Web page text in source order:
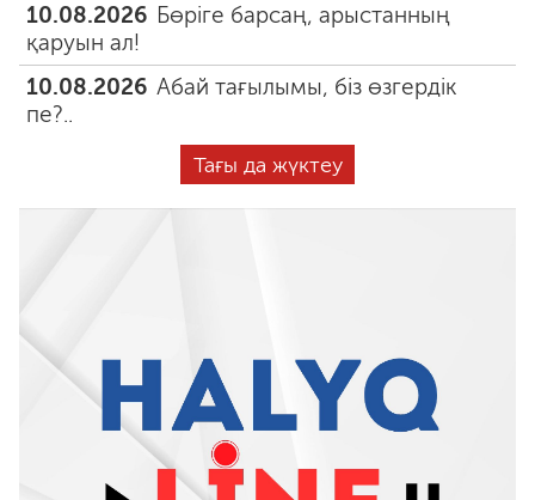
10.08.2026 Бөріге барсаң, арыстанның
қаруын ал!
10.08.2026 Абай тағылымы, біз өзгердік
пе?..
Тағы да жүктеу